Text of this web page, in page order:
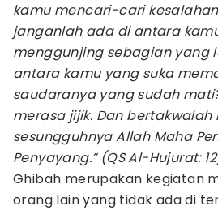
kamu mencari-cari
janganlah ada di antara
menggunjing sebagian yang
antara kamu yang suka
saudaranya yang sudah
merasa jijik. Dan bertakwalah
sesungguhnya Allah Maha
Penyayang.” (QS Al-Hujurat:
Ghibah merupakan kegiatan
orang lain yang tidak ada di